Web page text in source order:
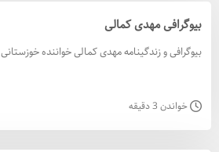
بیوگرافی مهدی کمالی
بیوگرافی و زندگینامه مهدی کمالی خواننده خوزستانی
خواندن 3 دقیقه